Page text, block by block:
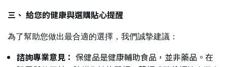
三、 給您的健康與選購貼心提醒
為了幫助您做出最合適的選擇，我們誠摯建議：
諮詢專業意見： 保健品是健康輔助食品，並非藥品。在